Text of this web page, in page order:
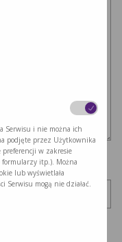
Serwisu i nie można ich
podjęte przez Użytkownika
w zakresie
itp.). Można
lub wyświetlała
Serwisu mogą nie działać.